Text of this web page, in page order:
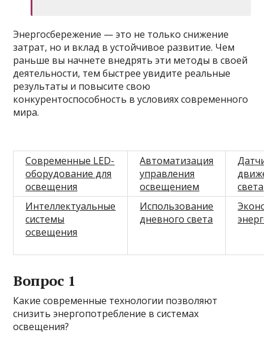
Энергосбережение — это не только снижение
затрат, но и вклад в устойчивое развитие. Чем
раньше вы начнете внедрять эти методы в своей
деятельности, тем быстрее увидите реальные
результаты и повысите свою
конкурентоспособность в условиях современного
мира.
Современные LED-
оборудование для
освещения
Автоматизация
управления
освещением
света
Интеллектуальные
системы
освещения
Использование
дневного света
Вопрос 1
Какие современные технологии позволяют
снизить энергопотребление в системах
освещения?